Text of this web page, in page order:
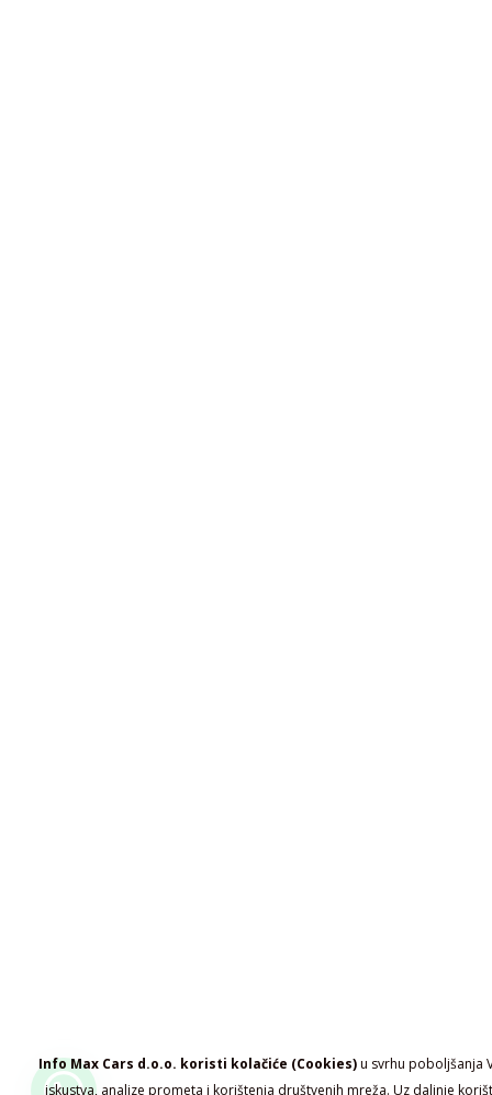
Info Max Cars d.o.o. koristi kolačiće (Cookies)u svrhu poboljšanja
iskustva, analize prometa i korištenja društvenih mreža. Uz daljnje